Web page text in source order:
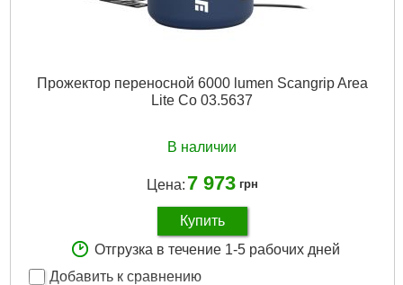
Прожектор переносной 6000 lumen Scangrip Area
Lite Co 03.5637
В наличии
Цена: 7 973 грн
Купить
Отгрузка в течение 1-5 рабочих дней
Добавить к сравнению